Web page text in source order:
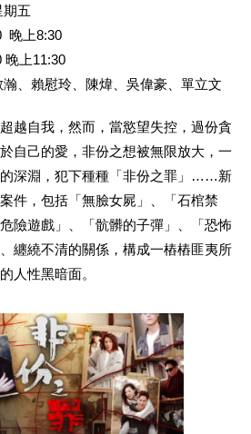
期五
上8:30
上11:30
瀚、賴慰玲、陳煒、吳偉豪、單立文
越自我，然而，當慾望失控，過份貪
自己的愛，非份之想被無限放大，一
深淵，犯下種種「非份之罪」……新
件，包括「無臉女屍」、「石棺禁
險遊戲」、「骯髒的子彈」、「恐怖
纏繞不清的關係，構成一樁樁匪夷所
人性黑暗面。